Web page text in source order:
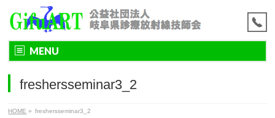
MENU
freshersseminar3_2
HOME » freshersseminar3_2